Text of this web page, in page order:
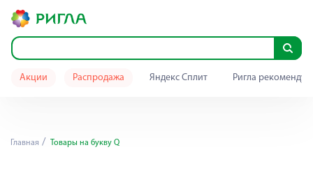
Акции Распродажа Яндекс Сплит Ригла
Главная Товары на букву Q